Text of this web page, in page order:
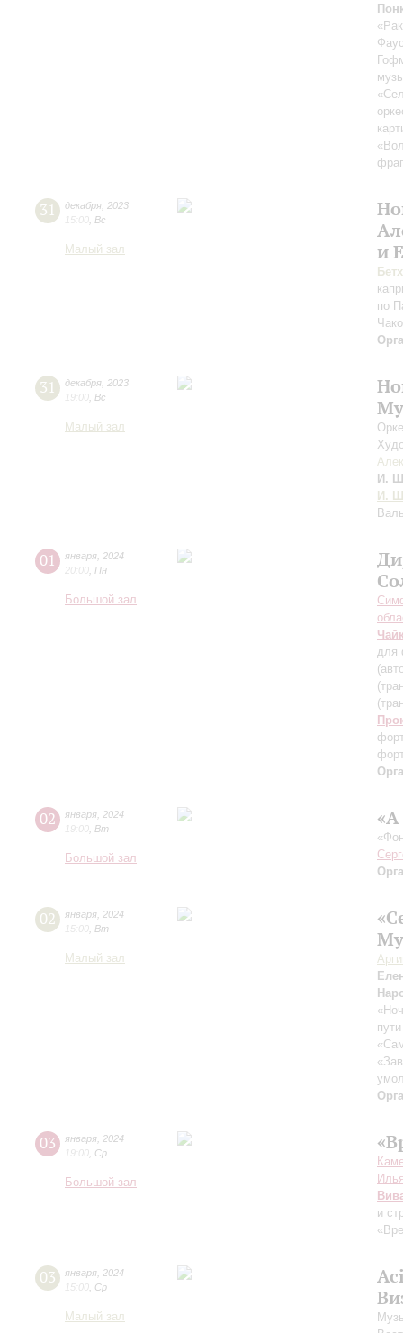
31 декабря 2023
15:00 Вс
Малый зал
и
по
31 декабря 2023
19:00 Вс
Малый зал
И.
И.
01 января 2024
20:00 Пн
Большой зал
для
02 января 2024
19:00 Вт
Большой зал
«А
02 января 2024
15:00 Вт
Малый зал
03 января 2024
19:00 Ср
Большой зал
и
03 января 2024
15:00 Ср
Малый зал